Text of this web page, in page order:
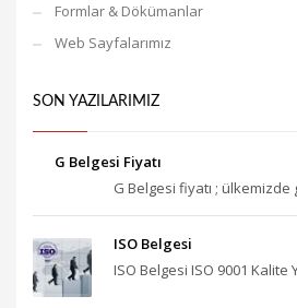
Formlar & Dökümanlar
Web Sayfalarımız
SON YAZILARIMIZ
G Belgesi Fiyatı
G Belgesi fiyatı ; ülkemizde
ISO Belgesi
ISO Belgesi ISO 9001 Kalite